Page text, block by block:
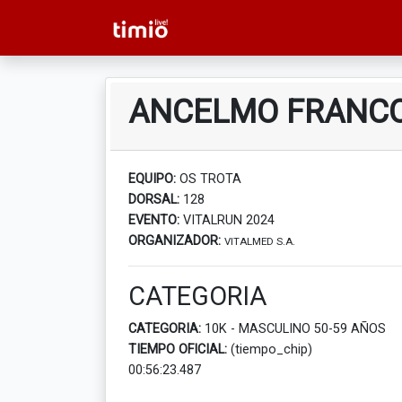
ANCELMO
EQUIPO: OS TROTA
DORSAL: 128
EVENTO: VITALRUN 2024
ORGANIZADOR: VITALMED S.A.
CATEGORIA
CATEGORIA: 10K - MASCULINO 50-59 AÑOS
TIEMPO OFICIAL: (tiempo_chip)
00:56:23.487